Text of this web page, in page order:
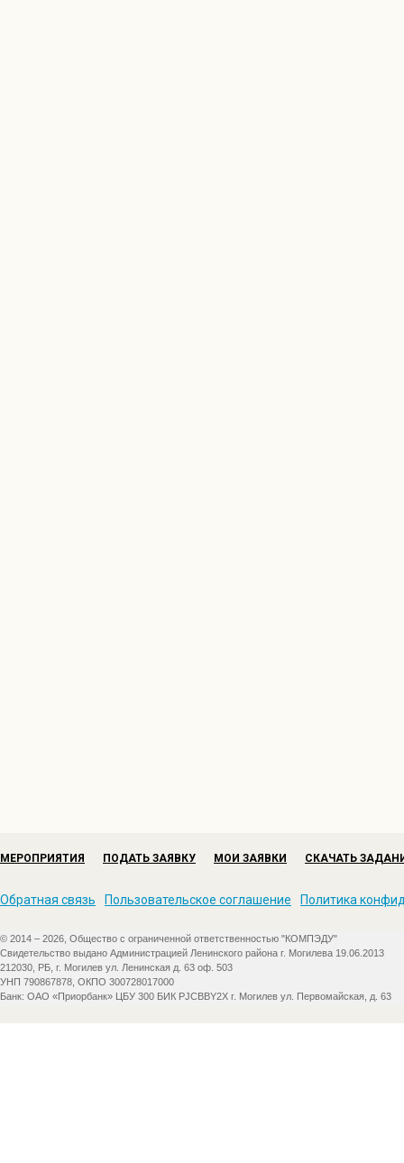
МЕРОПРИЯТИЯ ПОДАТЬ ЗАЯВКУ МОИ ЗАЯВКИ СКАЧАТЬ
Обратная связь Пользовательское соглашение Политика
© 2014 – 2026, Общество с ограниченной ответственностью "КОМПЭДУ"
Свидетельство выдано Администрацией Ленинского района г. Могилева 19.06.2013
212030, РБ, г. Могилев ул. Ленинская д. 63 оф. 503
УНП 790867878, ОКПО 300728017000
Банк: ОАО «Приорбанк» ЦБУ 300 БИК PJCBBY2X г. Могилев ул. Первомайская, д. 63